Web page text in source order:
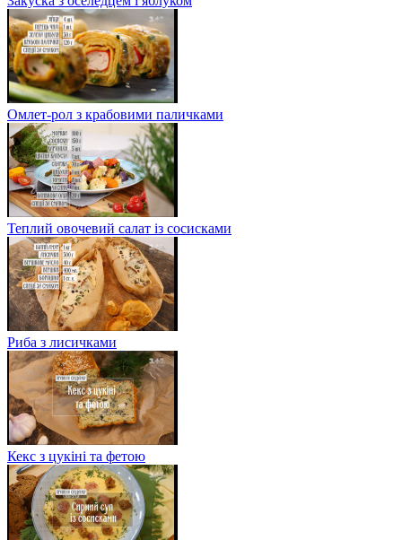
Омлет-рол з крабовими паличками
Теплий овочевий салат із сосисками
Риба з лисичками
Кекс з цукіні та фетою